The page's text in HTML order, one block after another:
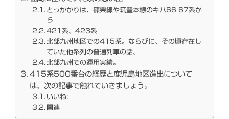
とっかかりは、篠栗線や筑豊本線のキハ66 67系か
ら
421系、423系
北部九州地区での415系。ならびに、その頃存在し
ていた他系列の普通列車の話。
北部九州での運用実績。
415系500番台の経歴と鹿児島地区進出について
は、次の記事で触れていきましょう。
いいね:
関連